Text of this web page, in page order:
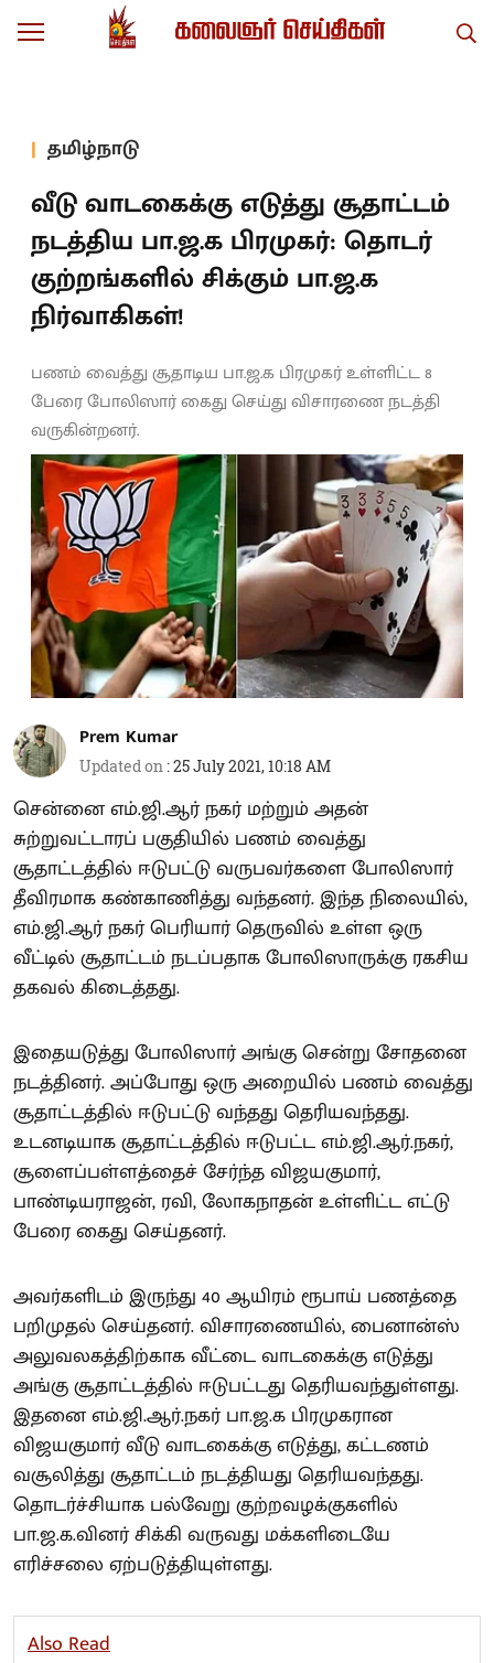
தமிழ்நாடு
வீடு வாடகைக்கு எடுத்து சூதாட்டம்
நடத்திய பா.ஜ.க பிரமுகர்: தொடர்
குற்றங்களில் சிக்கும் பா.ஜ.க
நிர்வாகிகள்!
பணம் வைத்து சூதாடிய பா.ஜ.க பிரமுகர் உள்ளிட்ட 8
பேரை போலிஸார் கைது செய்து விசாரணை நடத்தி
வருகின்றனர்.
Prem Kumar
Updated on :25 July 2021, 10:18 AM
சென்னை எம்.ஜி.ஆர் நகர் மற்றும் அதன்
சுற்றுவட்டாரப் பகுதியில் பணம் வைத்து
சூதாட்டத்தில் ஈடுபட்டு வருபவர்களை போலிஸார்
தீவிரமாக கண்காணித்து வந்தனர். இந்த நிலையில்,
எம்.ஜி.ஆர் நகர் பெரியார் தெருவில் உள்ள ஒரு
வீட்டில் சூதாட்டம் நடப்பதாக போலிஸாருக்கு ரகசிய
தகவல் கிடைத்தது.
இதையடுத்து போலிஸார் அங்கு சென்று சோதனை
நடத்தினர். அப்போது ஒரு அறையில் பணம் வைத்து
சூதாட்டத்தில் ஈடுபட்டு வந்தது தெரியவந்தது.
உடனடியாக சூதாட்டத்தில் ஈடுபட்ட எம்.ஜி.ஆர்.நகர்,
சூளைப்பள்ளத்தைச் சேர்ந்த விஜயகுமார்,
பாண்டியராஜன், ரவி, லோகநாதன் உள்ளிட்ட எட்டு
பேரை கைது செய்தனர்.
அவர்களிடம் இருந்து 40 ஆயிரம் ரூபாய் பணத்தை
பறிமுதல் செய்தனர். விசாரணையில், பைனான்ஸ்
அலுவலகத்திற்காக வீட்டை வாடகைக்கு எடுத்து
அங்கு சூதாட்டத்தில் ஈடுபட்டது தெரியவந்துள்ளது.
இதனை எம்.ஜி.ஆர்.நகர் பா.ஜ.க பிரமுகரான
விஜயகுமார் வீடு வாடகைக்கு எடுத்து, கட்டணம்
வசூலித்து சூதாட்டம் நடத்தியது தெரியவந்தது.
தொடர்ச்சியாக பல்வேறு குற்றவழக்குகளில்
பா.ஜ.க.வினர் சிக்கி வருவது மக்களிடையே
எரிச்சலை ஏற்படுத்தியுள்ளது.
Also Read